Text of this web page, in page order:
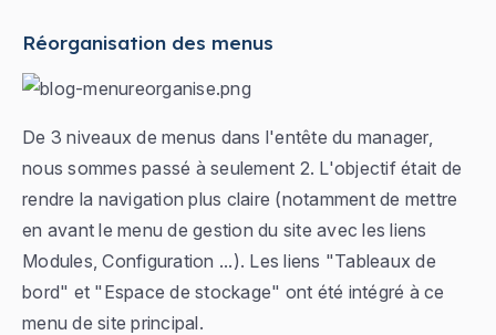
Réorganisation des menus
De 3 niveaux de menus dans l'entête du manager,
nous sommes passé à seulement 2. L'objectif était de
rendre la navigation plus claire (notamment de mettre
en avant le menu de gestion du site avec les liens
Modules, Configuration ...). Les liens "Tableaux de
bord" et "Espace de stockage" ont été intégré à ce
menu de site principal.